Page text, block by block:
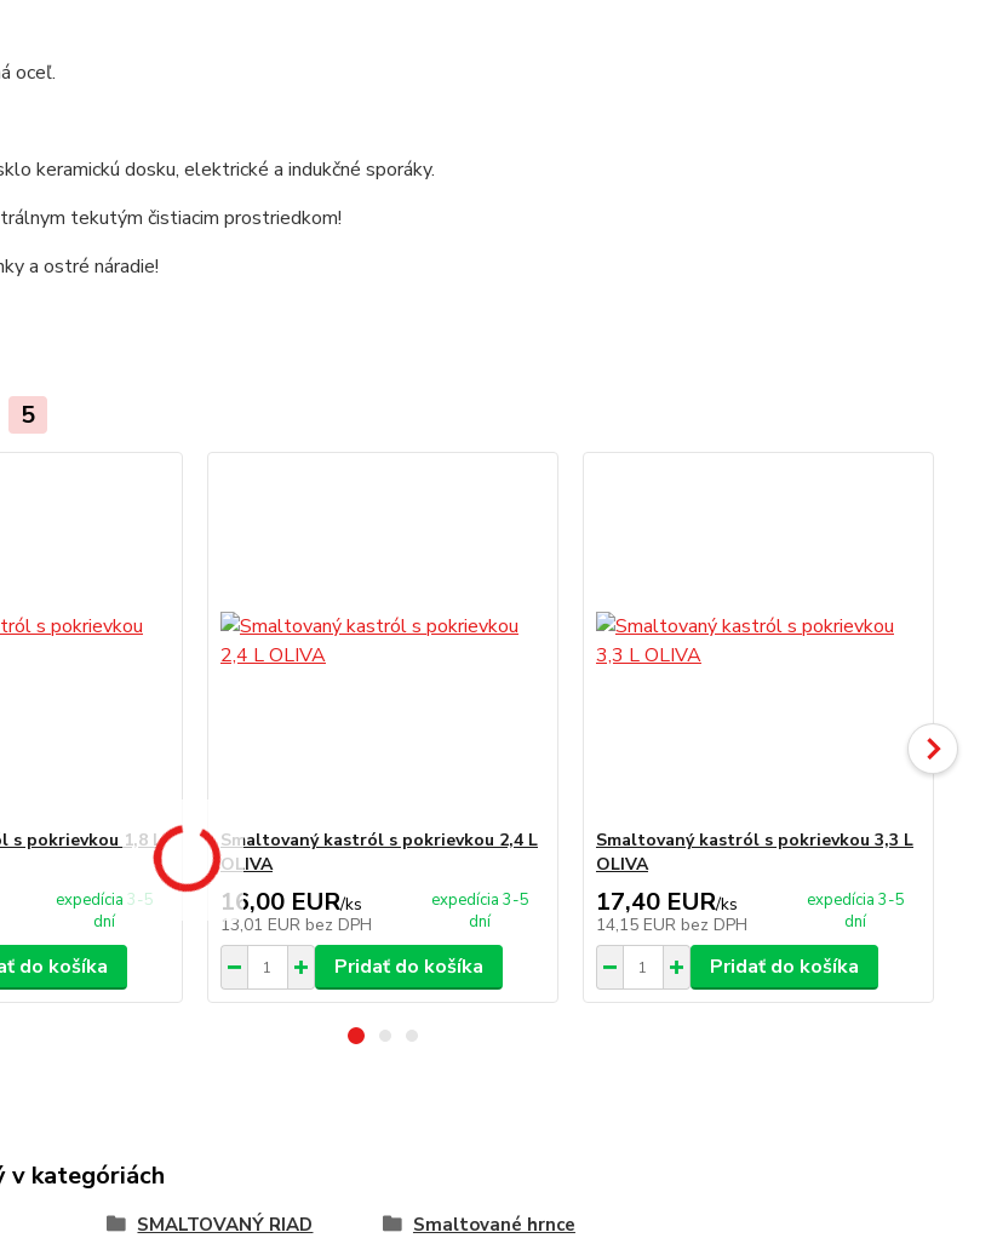
oceľ.
keramickú dosku, elektrické a indukčné sporáky.
tekutým čistiacim prostriedkom!
a ostré náradie!
5
s pokrievkou 1,8 L
expedícia 3-5
dní
do košíka
Smaltovaný kastról s pokrievkou 2,4 L
OLIVA
16,00 EUR/ks
13,01 EUR bez DPH
expedícia 3-5
dní
Pridať do košíka
Smaltovaný kastról s pokrievkou 3,3 L
OLIVA
17,40 EUR/ks
14,15 EUR bez DPH
expedícia 3-5
dní
Pridať do košíka
v kategóriách
SMALTOVANÝ RIAD Smaltované hrnce